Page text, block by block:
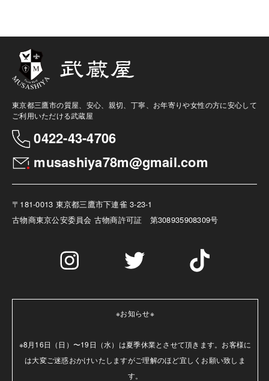
東京都三鷹市の質屋、安心、親切、丁寧、お年寄りや女性の方に安心して
ご利用いただける武蔵屋
0422-43-4706
musashiya78m@gmail.com
〒181-0013 東京都三鷹市下連雀 3-23-1
古物商東京公安委員会 古物商許可証 第308935908309号
※お知らせ※
※8月16日（日）〜19日（水）は夏季休業とさせて頂きます。お客様に
は大変ご迷惑おかけいたしますがご理解のほど宜しくお願い致しま
す。